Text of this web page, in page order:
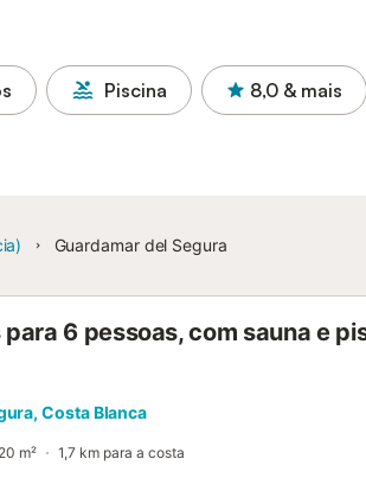
Piscina 8,0 & mais
Guardamar del Segura
6 pessoas, com sauna e
Costa Blanca
m² 1,7 km para a costa